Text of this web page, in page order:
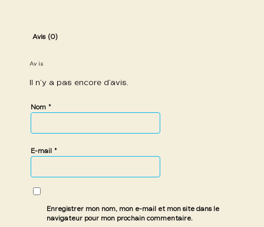
Avis (0)
Avis
Il n’y a pas encore d’avis.
Nom *
E-mail *
Enregistrer mon nom, mon e-mail et mon site dans le
navigateur pour mon prochain commentaire.